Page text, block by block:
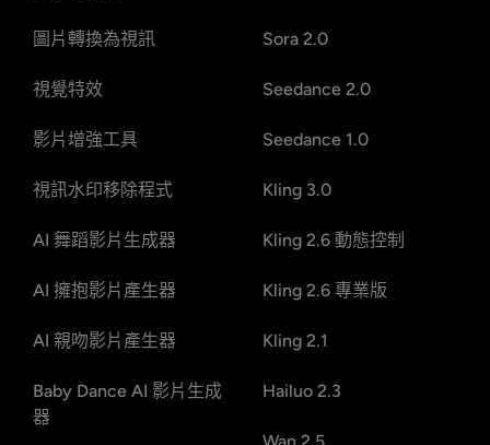
圖片轉換為視訊
視覺特效
影片增強工具
視訊水印移除程式
AI 舞蹈影片生成器
AI 擁抱影片產生器
AI 親吻影片產生器
Baby Dance AI 影片生成
器
Sora 2.0
Seedance 2.0
Seedance 1.0
Kling 3.0
Kling 2.6 動態控制
Kling 2.6 專業版
Kling 2.1
Hailuo 2.3